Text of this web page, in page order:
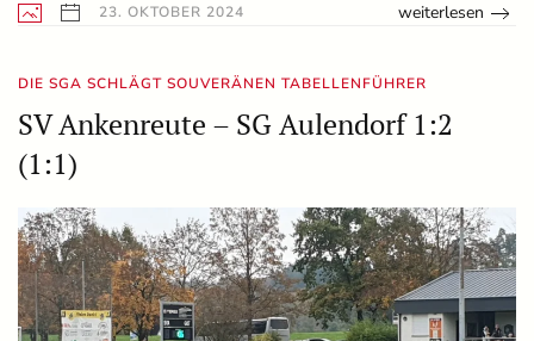
23. OKTOBER 2024 weiterlesen
DIE SGA SCHLÄGT SOUVERÄNEN TABELLENFÜHRER
SV Ankenreute – SG Aulendorf 1:2
(1:1)